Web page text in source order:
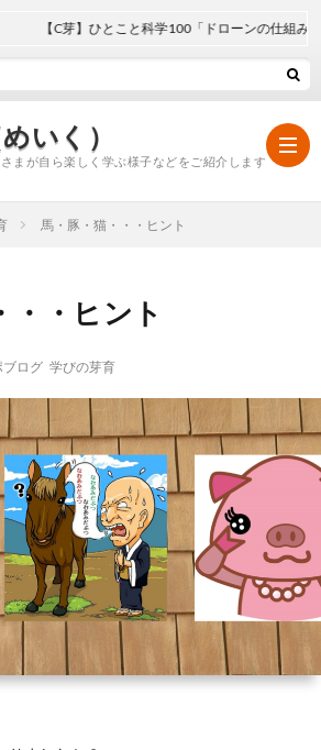
いく）
まが自ら楽しく学ぶ様子などをご紹介します
の
育
と
は？
【C芽】ひとこと科学100「ドローンの仕組み」
馬・豚・猫・・・ヒント
・・ヒント
ブログ 学びの芽育